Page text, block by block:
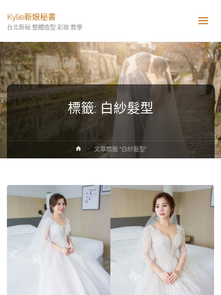
Kylie新娘秘書
台北新秘,整體造型,彩妝,教學
標籤: 白紗髮型
首
頁
文章標籤 "白紗髮型"